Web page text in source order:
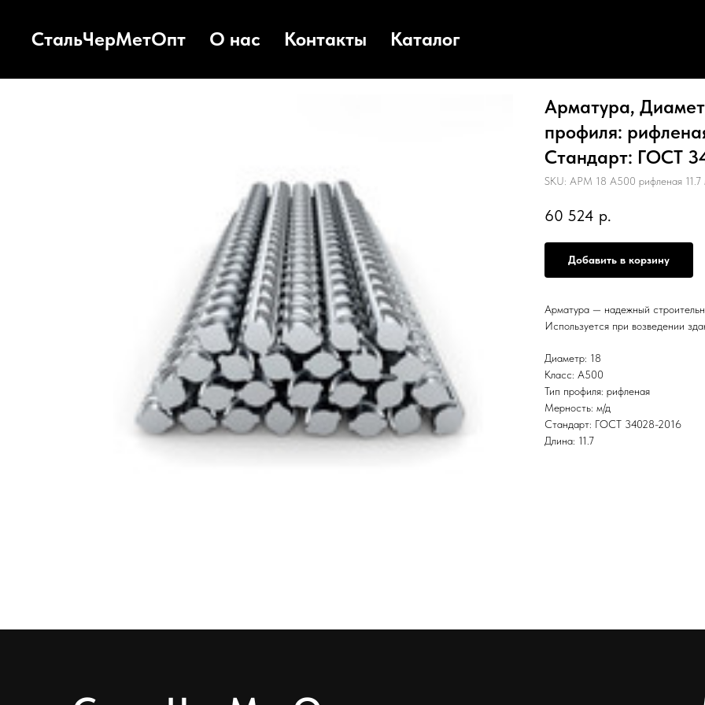
СтальЧерМетОпт О нас Контакты Каталог
Арматура,
профиля:
Стандарт: ГОСТ
SKU: АРМ 18 А500 рифленая
60 524 р.
Добавить в корзину
Арматура — надежный
Используется при возведении
Диаметр: 18
Класс: А500
Тип профиля: рифленая
Мерность: м/д
Стандарт: ГОСТ 34028-2016
Длина: 11.7